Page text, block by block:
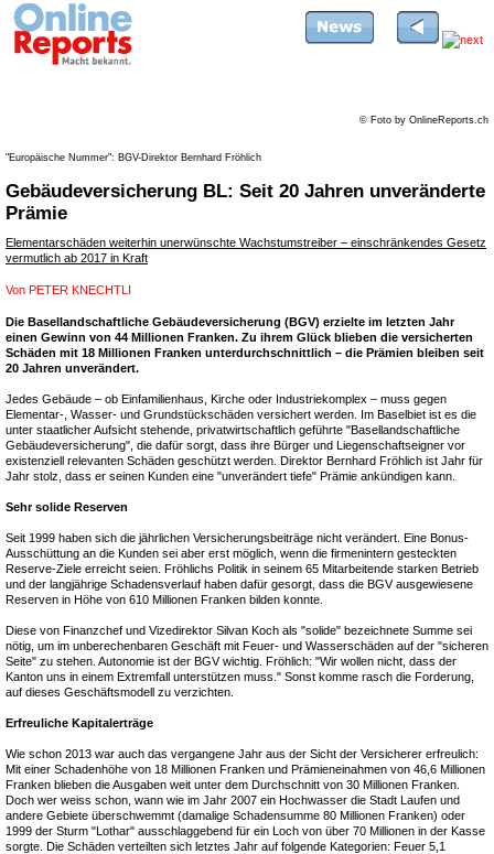
© Foto by OnlineReports.ch
"Europäische Nummer": BGV-Direktor Bernhard Fröhlich
Gebäudeversicherung BL: Seit 20 Jahren unveränderte
Prämie
Elementarschäden weiterhin unerwünschte Wachstumstreiber – einschränkendes Gesetz
vermutlich ab 2017 in Kraft
Von PETER KNECHTLI
Die Basellandschaftliche Gebäudeversicherung (BGV) erzielte im letzten Jahr
einen Gewinn von 44 Millionen Franken. Zu ihrem Glück blieben die versicherten
Schäden mit 18 Millionen Franken unterdurchschnittlich – die Prämien bleiben seit
20 Jahren unverändert.
Jedes Gebäude – ob Einfamilienhaus, Kirche oder Industriekomplex – muss gegen
Elementar-, Wasser- und Grundstückschäden versichert werden. Im Baselbiet ist es die
unter staatlicher Aufsicht stehende, privatwirtschaftlich geführte "Basellandschaftliche
Gebäudeversicherung", die dafür sorgt, dass ihre Bürger und Liegenschaftseigner vor
existenziell relevanten Schäden geschützt werden. Direktor Bernhard Fröhlich ist Jahr für
Jahr stolz, dass er seinen Kunden eine "unverändert tiefe" Prämie ankündigen kann.
Sehr solide Reserven
Seit 1999 haben sich die jährlichen Versicherungsbeiträge nicht verändert. Eine Bonus-
Ausschüttung an die Kunden sei aber erst möglich, wenn die firmenintern gesteckten
Reserve-Ziele erreicht seien. Fröhlichs Politik in seinem 65 Mitarbeitende starken Betrieb
und der langjährige Schadensverlauf haben dafür gesorgt, dass die BGV ausgewiesene
Reserven in Höhe von 610 Millionen Franken bilden konnte.
Diese von Finanzchef und Vizedirektor Silvan Koch als "solide" bezeichnete Summe sei
nötig, um im unberechenbaren Geschäft mit Feuer- und Wasserschäden auf der "sicheren
Seite" zu stehen. Autonomie ist der BGV wichtig. Fröhlich: "Wir wollen nicht, dass der
Kanton uns in einem Extremfall unterstützen muss." Sonst komme rasch die Forderung,
auf dieses Geschäftsmodell zu verzichten.
Erfreuliche Kapitalerträge
Wie schon 2013 war auch das vergangene Jahr aus der Sicht der Versicherer erfreulich:
Mit einer Schadenhöhe von 18 Millionen Franken und Prämieneinahmen von 46,6 Millionen
Franken blieben die Ausgaben weit unter dem Durchschnitt von 30 Millionen Franken.
Doch wer weiss schon, wann wie im Jahr 2007 ein Hochwasser die Stadt Laufen und
andere Gebiete überschwemmt (damalige Schadensumme 80 Millionen Franken) oder
1999 der Sturm "Lothar" ausschlaggebend für ein Loch von über 70 Millionen in der Kasse
sorgte. Die Schäden verteilten sich letztes Jahr auf folgende Kategorien: Feuer 5,1